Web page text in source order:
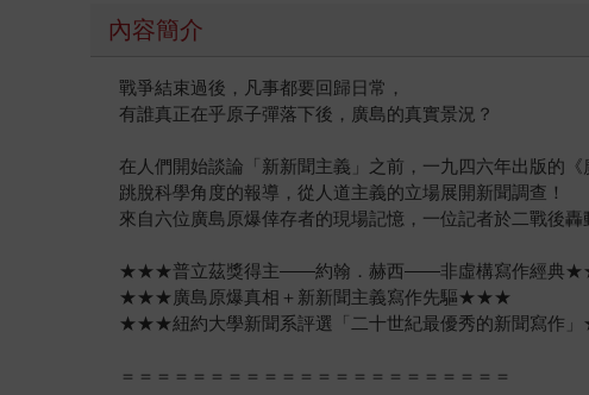
以創作小說為主，直到四十年後他才重返故地，繼續追
器的嚴重意涵。」
內容簡介
戰爭結束過後，凡事都要回歸日常，
有誰真正在乎原子彈落下後，廣島的真實景況？
在人們開始談論「新新聞主義」之前，一九四六年出版的
跳脫科學角度的報導，從人道主義的立場展開新聞調查！
來自六位廣島原爆倖存者的現場記憶，一位記者於二戰後轟
★★★普立茲獎得主——約翰．赫西——非虛構寫作經典
★★★廣島原爆真相＋新新聞主義寫作先驅★★★
★★★紐約大學新聞系評選「二十世紀最優秀的新聞寫作
＝＝＝＝＝＝＝＝＝＝＝＝＝＝＝＝＝＝＝＝＝＝